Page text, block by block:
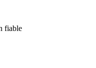
fiable